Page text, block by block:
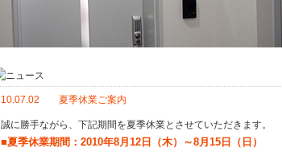
10.07.02 夏季休業ご案内
誠に勝手ながら、下記期間を夏季休業とさせていただきます。
■夏季休業期間：2010年8月12日（木）～8月15日（日）